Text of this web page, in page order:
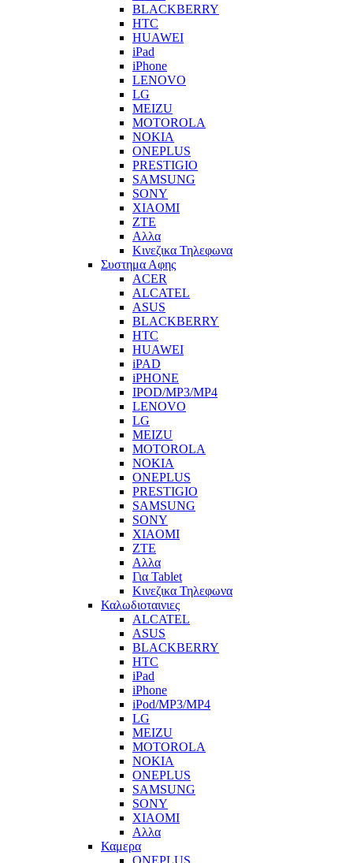
BLACKBERRY
HTC
HUAWEI
iPad
iPhone
LENOVO
LG
MEIZU
MOTOROLA
NOKIA
ONEPLUS
PRESTIGIO
SAMSUNG
SONY
XIAOMI
ZTE
Αλλα
Κινεζικα Τηλεφωνα
Συστημα Αφης
ACER
ALCATEL
ASUS
BLACKBERRY
HTC
HUAWEI
iPAD
iPHONE
IPOD/MP3/MP4
LENOVO
LG
MEIZU
MOTOROLA
NOKIA
ONEPLUS
PRESTIGIO
SAMSUNG
SONY
XIAOMI
ZTE
Αλλα
Για Tablet
Κινεζικα Τηλεφωνα
Καλωδιοταινιες
ALCATEL
ASUS
BLACKBERRY
HTC
iPad
iPhone
iPod/MP3/MP4
LG
MEIZU
MOTOROLA
NOKIA
ONEPLUS
SAMSUNG
SONY
XIAOMI
Αλλα
Καμερα
ONEPLUS